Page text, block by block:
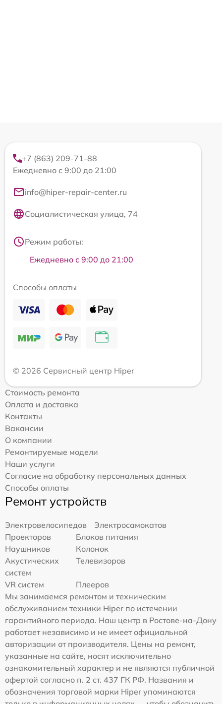
+7 (863) 209-71-88
Ежедневно с 9:00 до 21:00
info@hiper-repair-center.ru
Социалистическая улица, 74
Режим работы:
Ежедневно с 9:00 до 21:00
Способы оплаты
© 2026 Сервисный центр Hiper
Стоимость ремонта
Оплата и доставка
Контакты
Вакансии
О компании
Ремонтируемые модели
Наши услуги
Согласие на обработку персональных данных
Способы оплаты
Ремонт устройств
Электровелосипедов
Электросамокатов
Проекторов
Блоков питания
Наушников
Колонок
Акустических
систем
Телевизоров
VR систем
Плееров
Мы занимаемся ремонтом и техническим
обслуживанием техники Hiper по истечении
гарантийного периода. Наш центр в Ростове-на-Дону
работает независимо и не имеет официальной
авторизации от производителя. Цены на ремонт,
указанные на сайте, носят исключительно
ознакомительный характер и не являются публичной
офертой согласно п. 2 ст. 437 ГК РФ. Названия и
обозначения торговой марки Hiper упоминаются